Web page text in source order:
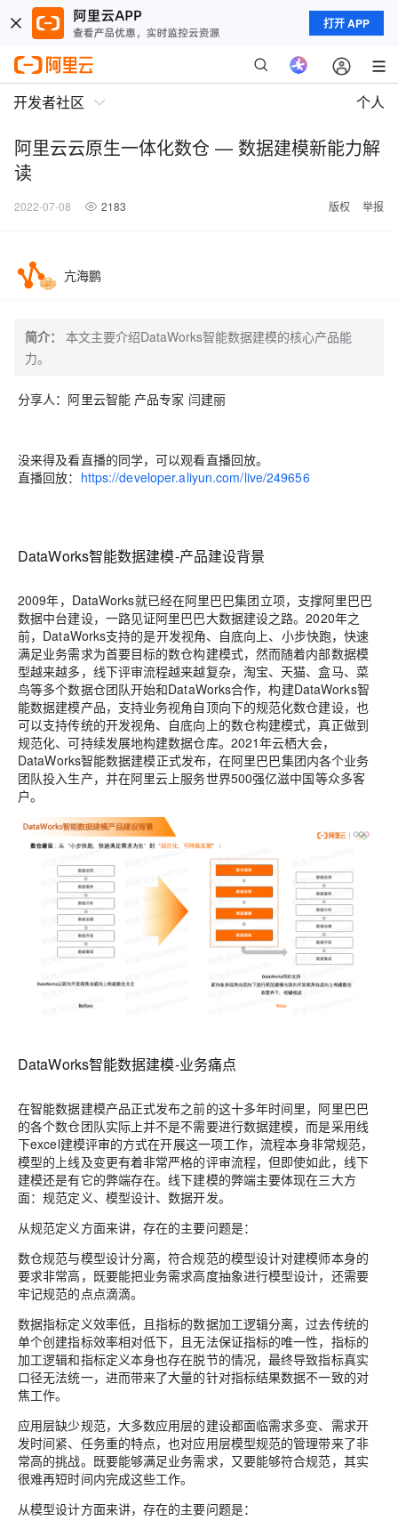
打开 APP
开发者社区 个人
阿里云云原生一体化数仓 — 数据建模新能力解
读
2022-07-08 2183 版权 举报
亢海鹏
简介：
本文主要介绍DataWorks智能数据建模的核心产品能
力。
分享人：阿里云智能 产品专家 闫建丽
没来得及看直播的同学，可以观看直播回放。
直播回放： https://developer.aliyun.com/live/249656
DataWorks智能数据建模-产品建设背景
2009年，DataWorks就已经在阿里巴巴集团立项，支撑阿里巴巴
数据中台建设，一路见证阿里巴巴大数据建设之路。2020年之
前，DataWorks支持的是开发视角、自底向上、小步快跑，快速
满足业务需求为首要目标的数仓构建模式，然而随着内部数据模
型越来越多，线下评审流程越来越复杂，淘宝、天猫、盒马、菜
鸟等多个数据仓团队开始和DataWorks合作，构建DataWorks智
能数据建模产品，支持业务视角自顶向下的规范化数仓建设，也
可以支持传统的开发视角、自底向上的数仓构建模式，真正做到
规范化、可持续发展地构建数据仓库。2021年云栖大会，
DataWorks智能数据建模正式发布，在阿里巴巴集团内各个业务
团队投入生产，并在阿里云上服务世界500强亿滋中国等众多客
户。
DataWorks智能数据建模-业务痛点
在智能数据建模产品正式发布之前的这十多年时间里，阿里巴巴
的各个数仓团队实际上并不是不需要进行数据建模，而是采用线
下excel建模评审的方式在开展这一项工作，流程本身非常规范，
模型的上线及变更有着非常严格的评审流程，但即使如此，线下
建模还是有它的弊端存在。线下建模的弊端主要体现在三大方
面：规范定义、模型设计、数据开发。
从规范定义方面来讲，存在的主要问题是：
数仓规范与模型设计分离，符合规范的模型设计对建模师本身的
要求非常高，既要能把业务需求高度抽象进行模型设计，还需要
牢记规范的点点滴滴。
数据指标定义效率低，且指标的数据加工逻辑分离，过去传统的
单个创建指标效率相对低下，且无法保证指标的唯一性，指标的
加工逻辑和指标定义本身也存在脱节的情况，最终导致指标真实
口径无法统一，进而带来了大量的针对指标结果数据不一致的对
焦工作。
应用层缺少规范，大多数应用层的建设都面临需求多变、需求开
发时间紧、任务重的特点，也对应用层模型规范的管理带来了非
常高的挑战。既要能够满足业务需求，又要能够符合规范，其实
很难再短时间内完成这些工作。
从模型设计方面来讲，存在的主要问题是：